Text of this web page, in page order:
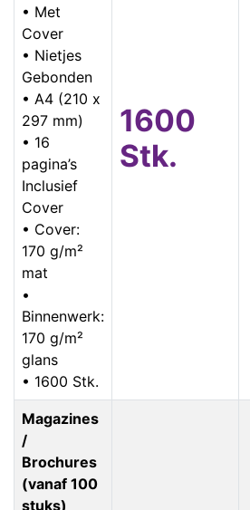
• Met
Cover
• Nietjes
Gebonden
• A4 (210 x
297 mm)
• 16
pagina’s
Inclusief
Cover
• Cover:
170 g/m²
mat
•
Binnenwerk:
170 g/m²
glans
• 1600 Stk.
1600
Stk.
Magazines
/
Brochures
(vanaf 100
stuks)